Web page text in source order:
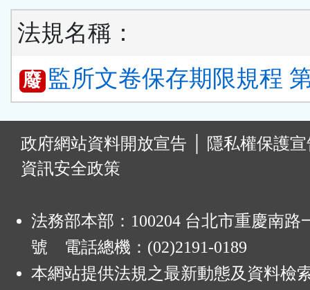
法規名稱：
廢 監所文卷保存期限規程
政府網站資料開放宣告
隱私權保護
資訊安全政策
法務部本部：100204 台北市重慶南路
號 電話總機：(02)2191-0189
本網站提供法規之最新動態及資料檢